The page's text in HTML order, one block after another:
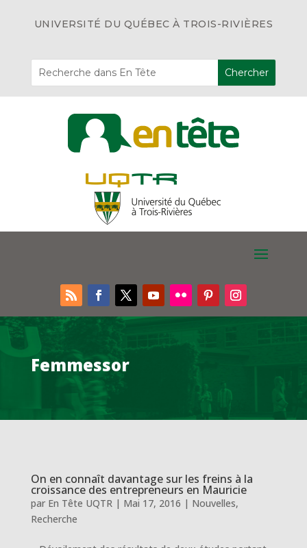
UNIVERSITÉ DU QUÉBEC À TROIS-RIVIÈRES
Femmessor
On en connaît davantage sur les freins à la
croissance des entrepreneurs en Mauricie
par En Tête UQTR| Mai 17, 2016 | Nouvelles,
Recherche